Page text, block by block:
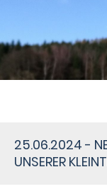
25.06.2024 -
UNSERER